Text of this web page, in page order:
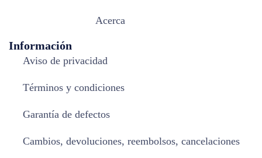
Acerca
Información
Aviso de privacidad
Términos y condiciones
Garantía de defectos
Cambios, devoluciones, reembolsos, cancelaciones